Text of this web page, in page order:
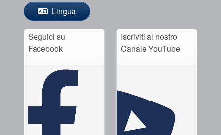
Lingua
Seguici su
Facebook
Iscriviti al nostro
Canale YouTube